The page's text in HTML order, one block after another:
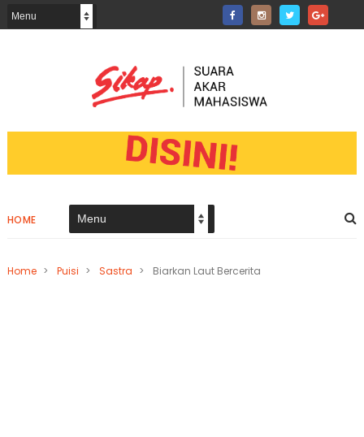
HOME
Home > Puisi > Sastra > Biarkan Laut Bercerita